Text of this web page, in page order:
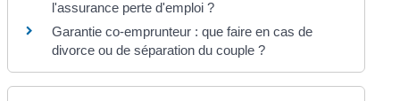
l'assurance perte d'emploi ?
Garantie co-emprunteur : que faire en cas de
divorce ou de séparation du couple ?